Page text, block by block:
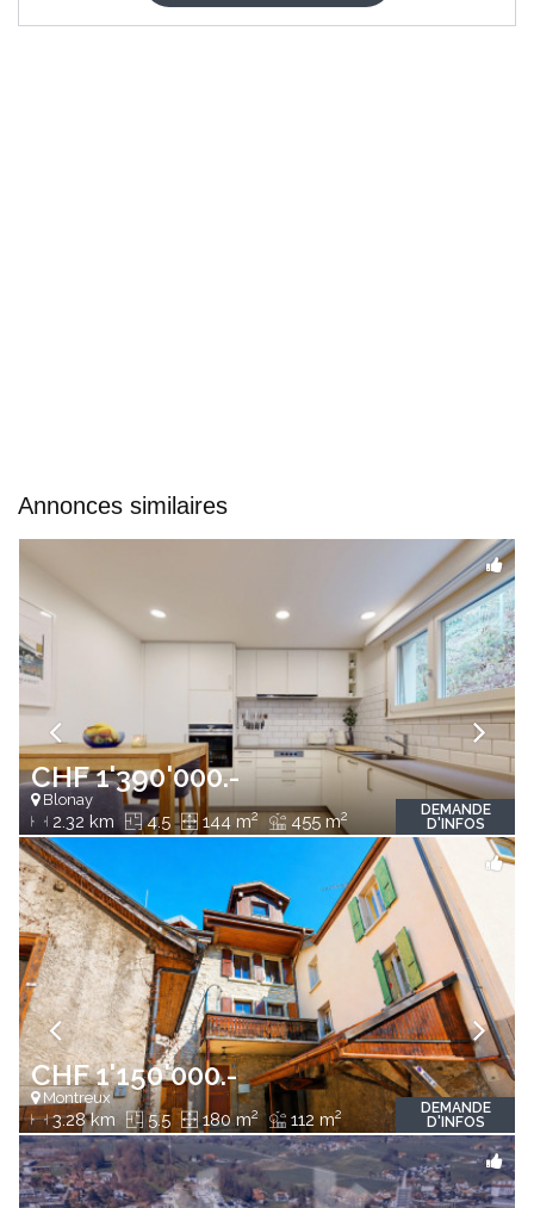
Annonces similaires
CHF 1'390'000.-
Blonay
2.32 km 4.5 144 m2 455 m2
DEMANDE
D'INFOS
CHF 1'150'000.-
Montreux
3.28 km 5.5 180 m2 112 m2
DEMANDE
D'INFOS